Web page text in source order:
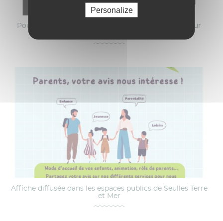
Pour répondre au questionnaire, merci de cliquer sur
Affiche diffusée dans les espaces publics de Seulles Terre
et Mer
Personalize